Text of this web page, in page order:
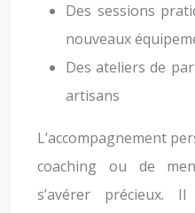
Des sessions
nouveaux
Des ateliers de
artisans
L’accompagnement
coaching ou de
s’avérer précieux.